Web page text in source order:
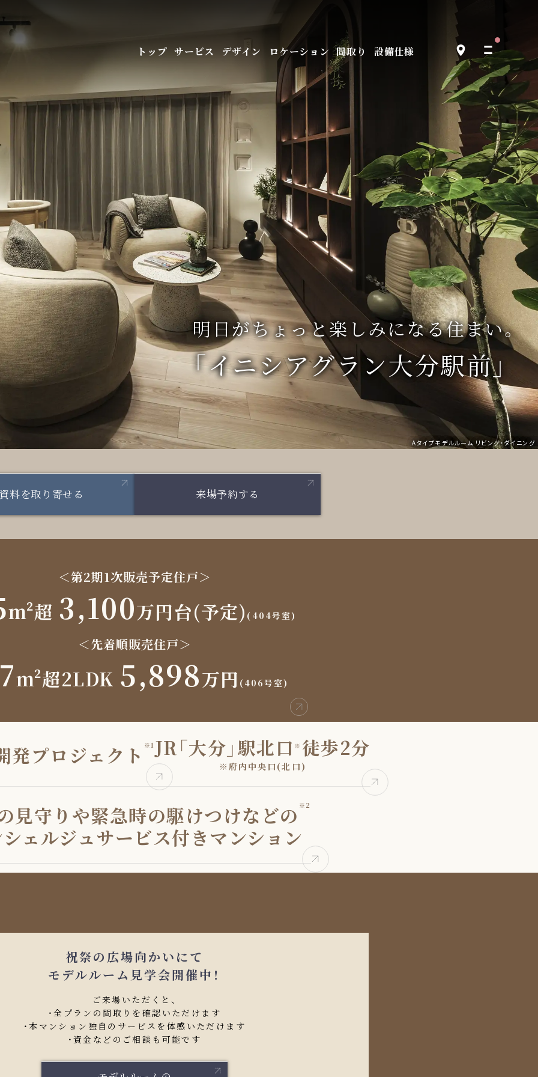
トップ サービス デザイン ロケーション 間取り 設備仕様
明日がちょっと楽しみになる住まい。
「イニシアグラン大分駅前」
Aタイプモデルルーム リビング・ダイニング
料を取り寄せる 来場予約する
＜第2期1次販売予定住戸＞
m²超 3,100万円台(予定) (404号室)
＜先着順販売住戸＞
m²超2LDK 5,898万円 (406号室)
発プロジェクト ※1 JR「大分」駅北口 ※ 徒歩2分
※府内中央口(北口)
見守りや緊急時の駆けつけなどの ※2
ェルジュサービス付きマンション
祝祭の広場向かいにて
モデルルーム見学会開催中！
ご来場いただくと、
・全プランの間取りを確認いただけます
・本マンション独自のサービスを体感いただけます
・資金などのご相談も可能です